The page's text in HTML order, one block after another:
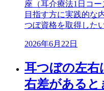
座（耳介療法1日コ
目指す方に実践的な
つぼ資格を取得した
2026年6月22日
耳つぼの左右
右差があると